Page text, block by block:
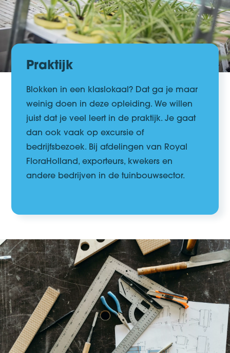
Praktijk
Blokken in een klaslokaal? Dat ga je maar
weinig doen in deze opleiding. We willen
juist dat je veel leert in de praktijk. Je gaat
dan ookvaak op excursie of
bedrijfsbezoek. Bijafdelingen van Royal
FloraHolland, exporteurs, kwekers en
andere bedrijven inde tuinbouwsector.